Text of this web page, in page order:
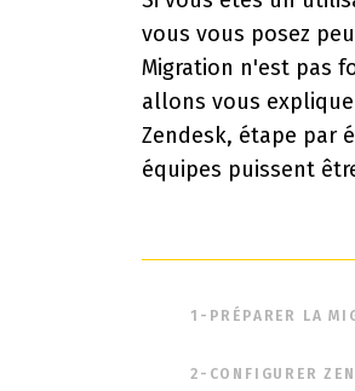
vous vous posez
Migration n'est pas
allons vous
Zendesk, étape par
équipes puissent
1-PRÉPARER LA
2-CONFIGURER